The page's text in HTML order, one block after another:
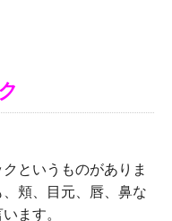
というものがありま
頬、目元、唇、鼻な
ます。